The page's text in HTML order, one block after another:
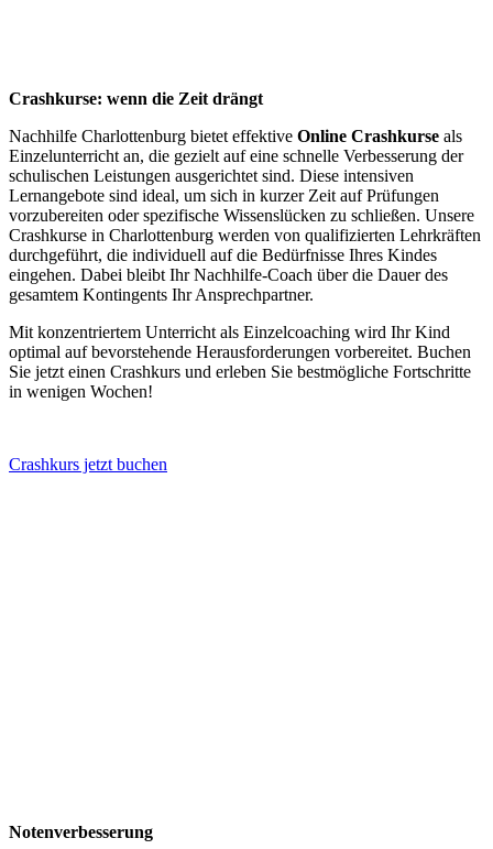
Crashkurse: wenn die Zeit drängt
Nachhilfe Charlottenburg bietet effektive Online Crashkurse als
Einzelunterricht an, die gezielt auf eine schnelle Verbesserung der
schulischen Leistungen ausgerichtet sind. Diese intensiven
Lernangebote sind ideal, um sich in kurzer Zeit auf Prüfungen
vorzubereiten oder spezifische Wissenslücken zu schließen. Unsere
Crashkurse in Charlottenburg werden von qualifizierten Lehrkräften
durchgeführt, die individuell auf die Bedürfnisse Ihres Kindes
eingehen. Dabei bleibt Ihr Nachhilfe-Coach über die Dauer des
gesamtem Kontingents Ihr Ansprechpartner.
Mit konzentriertem Unterricht als Einzelcoaching wird Ihr Kind
optimal auf bevorstehende Herausforderungen vorbereitet. Buchen
Sie jetzt einen Crashkurs und erleben Sie bestmögliche Fortschritte
in wenigen Wochen!
Crashkurs jetzt buchen
Notenverbesserung